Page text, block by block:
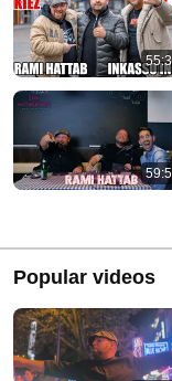
Popular videos